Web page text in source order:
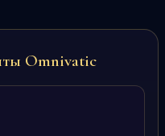
Omnivatic